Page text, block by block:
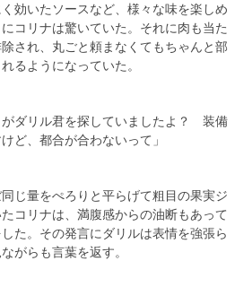
効いたソースなど、様々な味を楽しめ
コリナは驚いていた。それに肉も当た
され、丸ごと頼まなくてもちゃんと部
るようになっていた。
がダリル君を探していましたよ？ 装備
ど、都合が合わないって」
じ量をぺろりと平らげて粗目の果実ジ
コリナは、満腹感からの油断もあって
た。その発言にダリルは表情を強張ら
がらも言葉を返す。